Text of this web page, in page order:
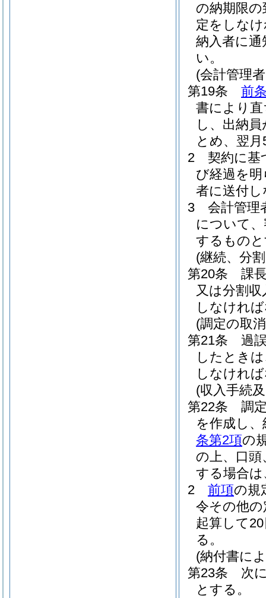
の納期限
定をしな
納入者に
い。
(会計管理
第19条
前
書により
し、出納
とめ、翌
2
契約に基
び経過を
者に送付
3
会計管理
について
するもの
(継続、分
第20条
課
又は分割
しなけれ
(調定の取
第21条
過
したとき
しなけれ
(収入手続
第22条
調
を作成し
条第2項の
の上、口
する場合
2
前項の規
令その他
起算して
る。
(納付書に
第23条
次
とする。